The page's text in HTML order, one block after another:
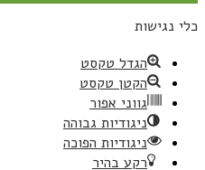
כלי נגישות
הגדל טקסט
הקטן טקסט
גווני אפור
ניגודיות גבוהה
ניגודיות הפוכה
רקע בהיר